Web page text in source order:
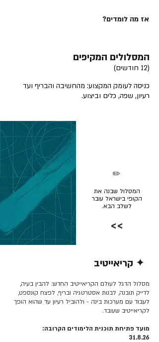
אז מה לומדים?
המסלולים המקיפים
(12 חודשים)
כניסה לעומק המקצוע: מהחשיבה והבריף ועד
רעיון, שפה, כלים וביצוע.
המסלול שבנה את
הקופי בישראל עובר
לשלב הבא.
✏️
>>
✦ קריאייטיב
מסלול הדגל לעולם הקריאייטיב החדש: להבין בעיה,
לדייק תובנה, לבנות אסטרטגיה ובריף, לפצח קונספט,
לעבוד עם מערכות בינה - ולהוביל רעיון עד שהוא הופך
לקריאייטיב שעובד.
מועד פתיחת תוכנית הלימודים הקרובה:
31.8.26